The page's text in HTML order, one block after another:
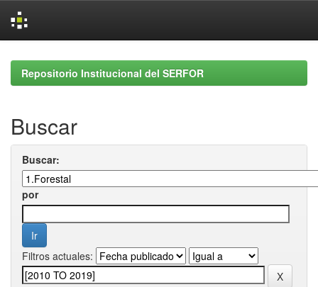
navigationRepositorio Institucional del SERFOR
Buscar
Buscar:
por
Filtros actuales: